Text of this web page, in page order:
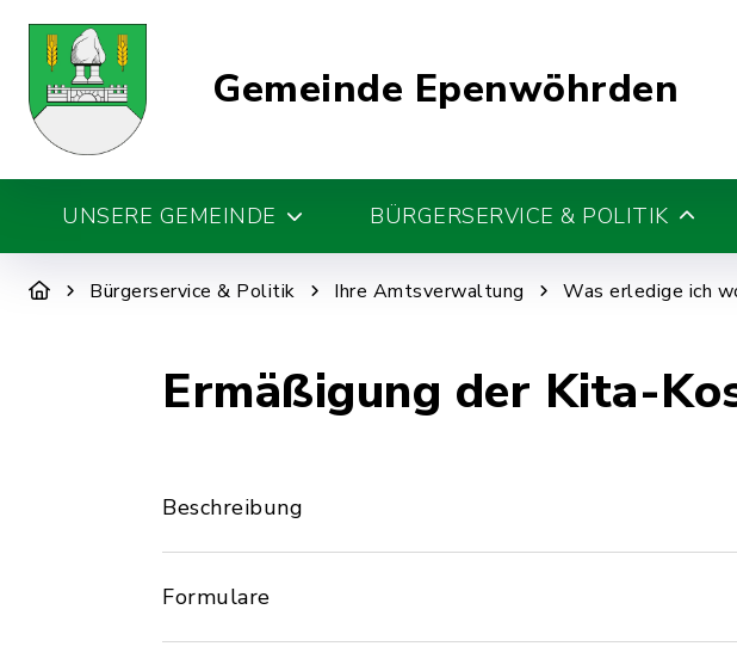
Gemeinde Epenwöhrden
UNSERE GEMEINDE BÜRGERSERVICE & POLITIK
Bürgerservice & Politik Ihre Amtsverwaltung Was erledige ich
Ermäßigung der Kita-
Beschreibung
Formulare